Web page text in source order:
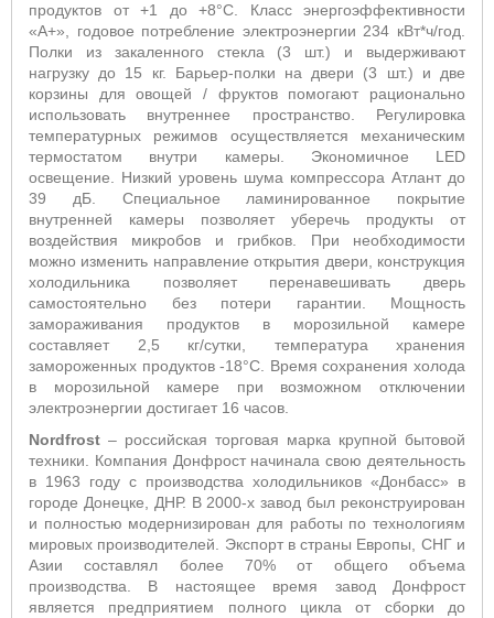
продуктов от +1 до +8°С. Класс энергоэффективности
«А+», годовое потребление электроэнергии 234 кВт*ч/год.
Полки из закаленного стекла (3 шт.) и выдерживают
нагрузку до 15 кг. Барьер-полки на двери (3 шт.) и две
корзины для овощей / фруктов помогают рационально
использовать внутреннее пространство. Регулировка
температурных режимов осуществляется механическим
термостатом внутри камеры. Экономичное LED
освещение. Низкий уровень шума компрессора Атлант до
39 дБ. Специальное ламинированное покрытие
внутренней камеры позволяет уберечь продукты от
воздействия микробов и грибков. При необходимости
можно изменить направление открытия двери, конструкция
холодильника позволяет перенавешивать дверь
самостоятельно без потери гарантии. Мощность
замораживания продуктов в морозильной камере
составляет 2,5 кг/сутки, температура хранения
замороженных продуктов -18°С. Время сохранения холода
в морозильной камере при возможном отключении
электроэнергии достигает 16 часов.
Nordfrost – российская торговая марка крупной бытовой
техники. Компания Донфрост начинала свою деятельность
в 1963 году с производства холодильников «Донбасс» в
городе Донецке, ДНР. В 2000-х завод был реконструирован
и полностью модернизирован для работы по технологиям
мировых производителей. Экспорт в страны Европы, СНГ и
Азии составлял более 70% от общего объема
производства. В настоящее время завод Донфрост
является предприятием полного цикла от сборки до